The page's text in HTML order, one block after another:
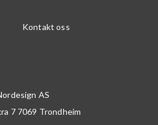
Kontakt oss
AS
7 7069 Trondheim